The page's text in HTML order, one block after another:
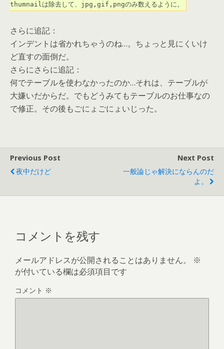
thumnailは除去して、jpg,gif,pngのみ数えるように。
さらに追記：
インデントは省かれちゃうのね…。ちょっと見にくいけ
ど直すの面倒だ。
さらにさらに追記：
何でテーブルを使わなかったのか…それは、テーブルが
大嫌いだからだ。でもどうみてもテーブルのお仕事なの
で修正。その後もごにょごにょいじった。
Previous Post
夜中だけど
Next Post
一般論じゃ解決にならんのだ
よ。
コメントを残す
メールアドレスが公開されることはありません。
※
が付いている欄は必須項目です
コメント ※